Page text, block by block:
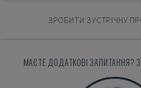
ЗРОБИТИ ЗУСТРІЧНУ
МАЄТЕ ДОДАТКОВІ ЗАПИТАННЯ?